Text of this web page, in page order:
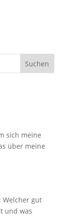
Suchen
sich meine
über meine
Welcher gut
und was